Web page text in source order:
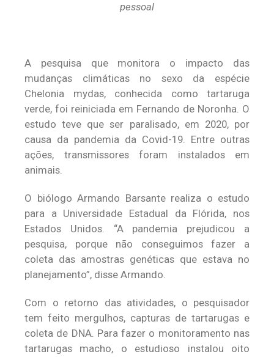
pessoal
A pesquisa que monitora o impacto das
mudanças climáticas no sexo da espécie
Chelonia mydas, conhecida como tartaruga
verde, foi reiniciada em Fernando de Noronha. O
estudo teve que ser paralisado, em 2020, por
causa da pandemia da Covid-19. Entre outras
ações, transmissores foram instalados em
animais.
O biólogo Armando Barsante realiza o estudo
para a Universidade Estadual da Flórida, nos
Estados Unidos. “A pandemia prejudicou a
pesquisa, porque não conseguimos fazer a
coleta das amostras genéticas que estava no
planejamento”, disse Armando.
Com o retorno das atividades, o pesquisador
tem feito mergulhos, capturas de tartarugas e
coleta de DNA. Para fazer o monitoramento nas
tartarugas macho, o estudioso instalou oito